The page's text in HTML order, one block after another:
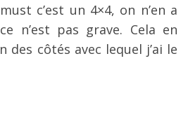
c’est un 4×4, on n’en a
n’est pas grave. Cela en
des côtés avec lequel j’ai le